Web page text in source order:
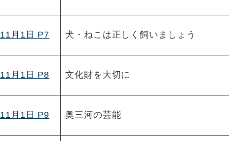
11月1日 P7 犬・ねこは正しく飼いましょう
11月1日 P8 文化財を大切に
11月1日 P9 奥三河の芸能